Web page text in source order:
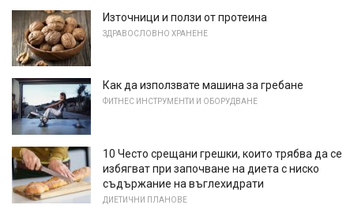
Източници и ползи от протеина
ЗДРАВОСЛОВНО ХРАНЕНЕ
Как да използвате машина за гребане
ФИТНЕС ИНСТРУМЕНТИ И ОБОРУДВАНЕ
10 Често срещани грешки, които трябва да се
избягват при започване на диета с ниско
съдържание на въглехидрати
ДИЕТИЧНИ ПЛАНОВЕ